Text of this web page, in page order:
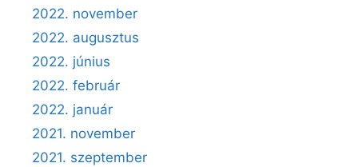
2022. november
2022. augusztus
2022. június
2022. február
2022. január
2021. november
2021. szeptember